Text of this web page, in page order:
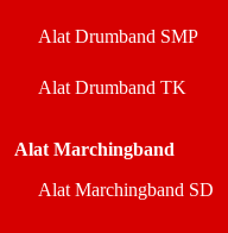
Alat Drumband SMP
Alat Drumband TK
Alat Marchingband
Alat Marchingband SD